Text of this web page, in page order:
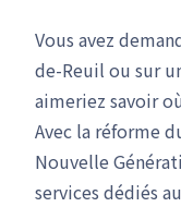
Vous avez
de-Reuil ou sur
aimeriez savoir
Avec la réforme
Nouvelle
services dédiés